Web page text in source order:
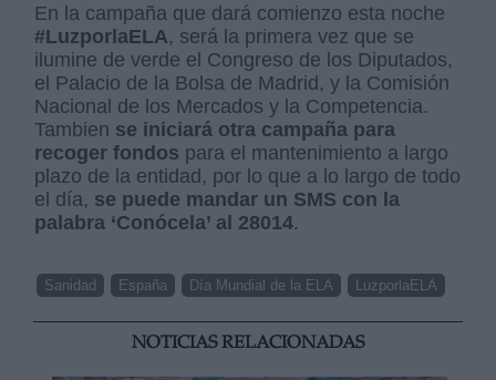
En la campaña que dará comienzo esta noche
#LuzporlaELA, será la primera vez que se
ilumine de verde el Congreso de los Diputados,
el Palacio de la Bolsa de Madrid, y la Comisión
Nacional de los Mercados y la Competencia.
Tambien se iniciará otra campaña para
recoger fondos para el mantenimiento a largo
plazo de la entidad, por lo que a lo largo de todo
el día, se puede mandar un SMS con la
palabra ‘Conócela’ al 28014.
Sanidad España Día Mundial de la ELA LuzporlaELA
NOTICIAS RELACIONADAS